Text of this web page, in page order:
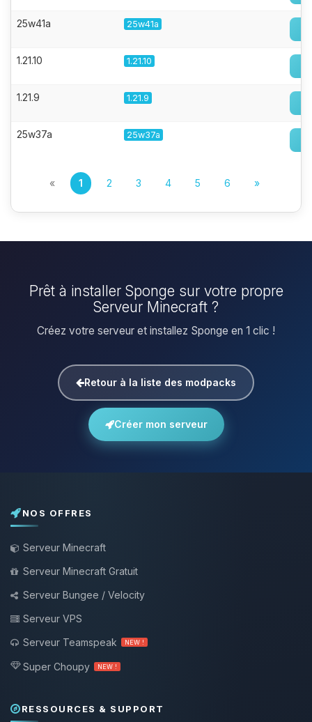
25w41a 25w41a
1.21.10 1.21.10
1.21.9 1.21.9
25w37a 25w37a
« 1 2 3 4 5 6 »
Prêt à installer Sponge sur votre propre
Serveur Minecraft ?
Créez votre serveur et installez Sponge en 1 clic !
Retour à la liste des modpacks
Créer mon serveur
NOS OFFRES
Serveur Minecraft
Serveur Minecraft Gratuit
Serveur Bungee / Velocity
Serveur VPS
Serveur Teamspeak
NEW !
Super Choupy NEW !
RESSOURCES & SUPPORT